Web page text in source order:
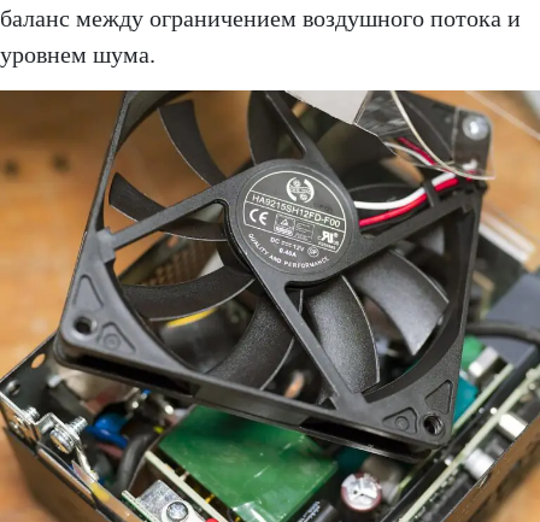
баланс между ограничением воздушного потока и
уровнем шума.